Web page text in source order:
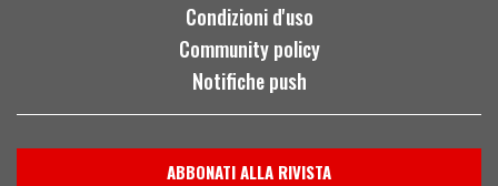
Condizioni d'uso
Community policy
Notifiche push
ABBONATI ALLA RIVISTA